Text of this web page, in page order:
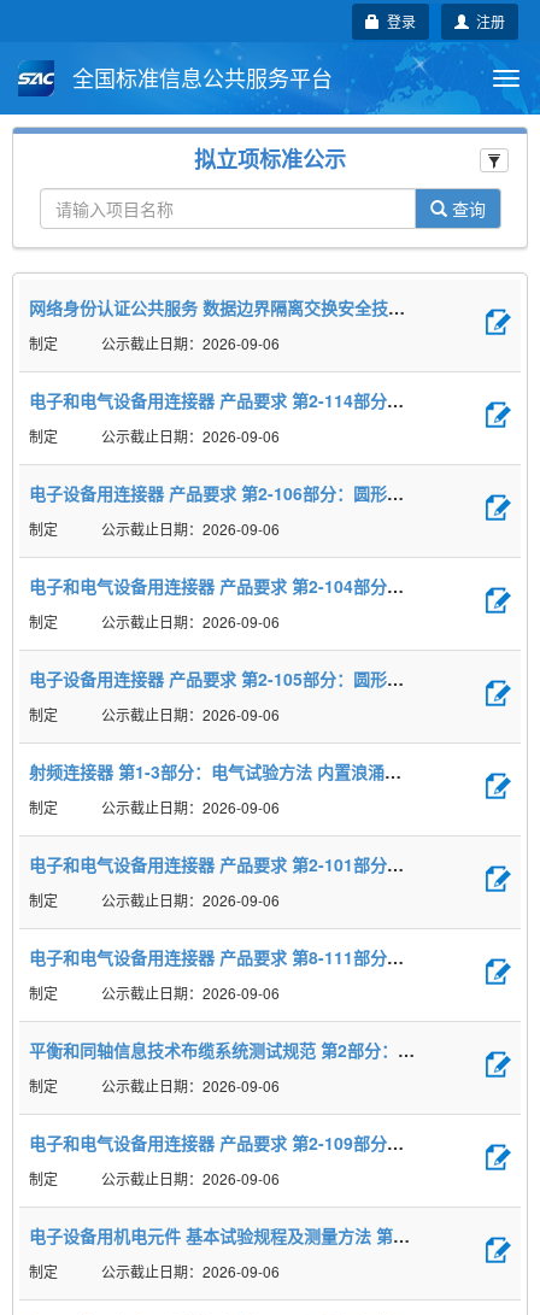
注册
登录
全国标准信息公共服务平台
行业标准
团体标准 国际标准
拟立项标准公示
查询
网络身份认证公共服务 数据边界隔离交换安全技术要求
制定 2026-09-06
电子和电气设备用连接器 产品要求 第2-114部分：圆形连接器 数据传输频率达100MHz的电源和信号接触件混装M8螺纹锁紧连接器详细规范
制定 2026-09-06
电子设备用连接器 产品要求 第2-106部分：圆形连接器 M16×0.75螺纹锁紧IP40或IP65/67防护等级连接器详细规范
制定 2026-09-06
电子和电气设备用连接器 产品要求 第2-104部分：圆形连接器 M8螺纹锁紧或卡扣锁紧连接器详细规范
制定 2026-09-06
电子设备用连接器 产品要求 第2-105部分：圆形连接器 M5螺纹锁紧连接器详细规范
制定 2026-09-06
射频连接器 第1-3部分：电气试验方法 内置浪涌保护器的同轴连接器的耐浪涌试验
制定 2026-09-06
电子和电气设备用连接器 产品要求 第2-101部分：圆形连接器 M12螺纹锁紧连接器详细规范
制定 2026-09-06
电子和电气设备用连接器 产品要求 第8-111部分：电源连接器 3芯20A塑料外壳卡扣锁紧IP65/IP67防护等级矩形连接器详细规范
制定 2026-09-06
平衡和同轴信息技术布缆系统测试规范 第2部分：按GB/T 18233.1和相关标准的跳线
制定 2026-09-06
电子和电气设备用连接器 产品要求 第2-109部分：圆形连接器 数据传输频率达500 MHz的M12×1螺纹锁紧连接器详细规范
制定 2026-09-06
电子设备用机电元件 基本试验规程及测量方法 第1-3部分∶一般检查 试验1c∶电啮合长度
制定 2026-09-06